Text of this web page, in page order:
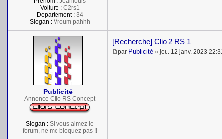
Voiture :C2rs1
Departement :34
Slogan :Vroum pahhh
Publicité
Annonce Clio RS Concept
Slogan : Si vous aimez le
forum, ne me bloquez pas !!
[Recherche] Clio 2 RS 1
M
par Publicité » jeu. 12 janv. 2023